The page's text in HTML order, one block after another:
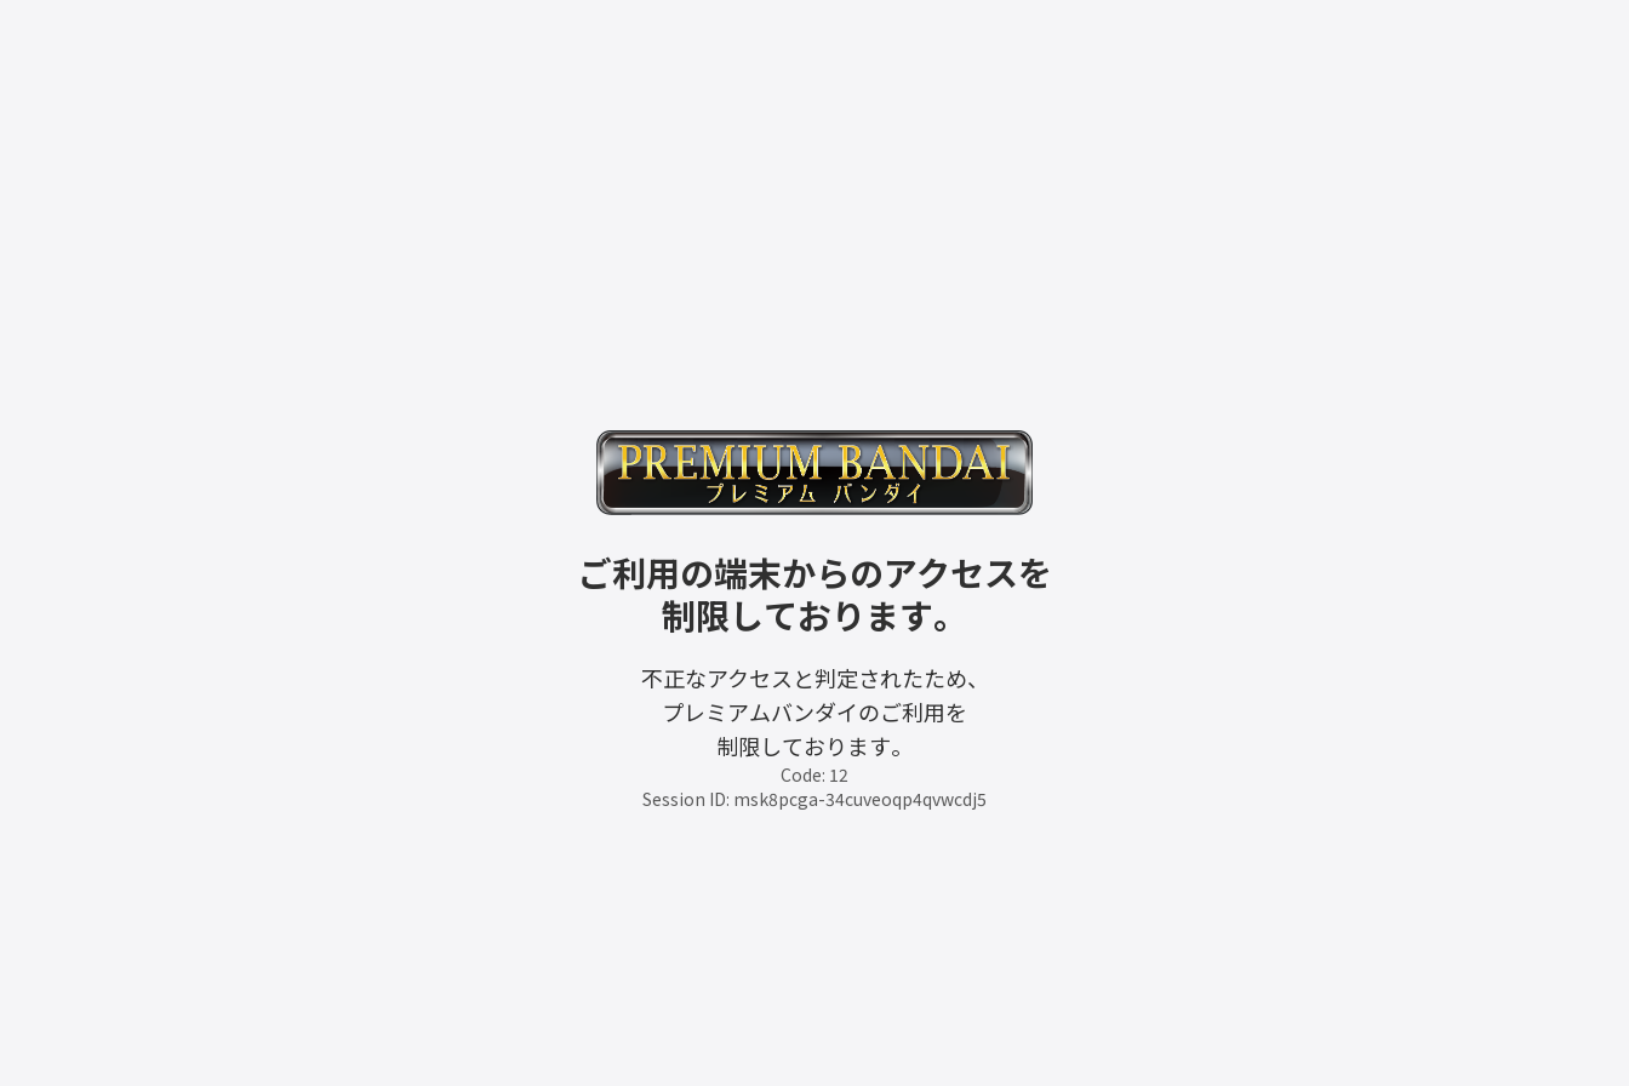
ご利用の端末からのアクセスを
制限しております。
不正なアクセスと判定されたため、
プレミアムバンダイのご利用を
制限しております。
Code: 12
Session ID: msk8pcga-34cuveoqp4qvwcdj5